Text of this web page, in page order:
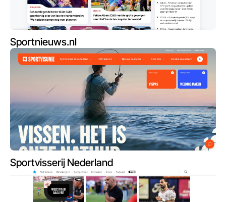
Sportnieuws.nl
Sportvisserij Nederland